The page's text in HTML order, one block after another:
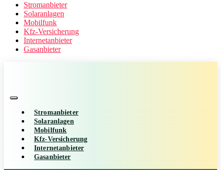
Stromanbieter
Solaranlagen
Mobilfunk
Kfz-Versicherung
Internetanbieter
Gasanbieter
Stromanbieter
Solaranlagen
Mobilfunk
Kfz-Versicherung
Internetanbieter
Gasanbieter